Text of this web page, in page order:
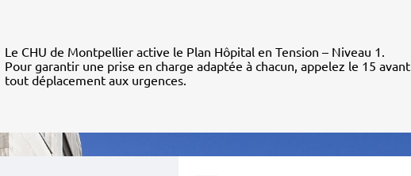
Le CHU de Montpellier active le Plan Hôpital en Tension – Niveau 1.
Pour garantir une prise en charge adaptée à chacun, appelez le 15 avant
tout déplacement aux urgences.